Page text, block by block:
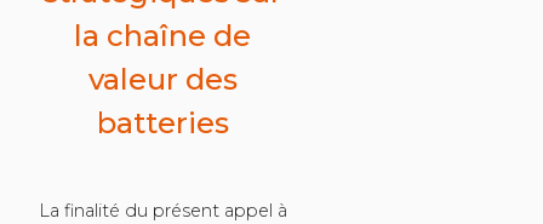
la chaîne de
valeur des
batteries
La finalité du présent appel à